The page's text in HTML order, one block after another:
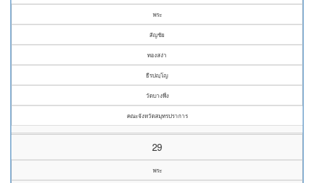
พระ
สัญชัย
ทองสง่า
ธีรปญฺโญ
วัดบางพึ่ง
คณะจังหวัดสมุทรปราการ
29
พระ